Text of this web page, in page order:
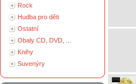
Rock
Hudba pro děti
Ostatní
Obaly CD, DVD, ...
Knihy
Suvenýry